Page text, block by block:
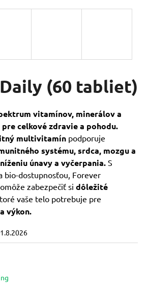
(60 tabliet)
vitamínov, minerálov a
celkové zdravie a pohodu.
multivitamín podporuje
systému, srdca, mozgu a
únavy a vyčerpania.S
bio-dostupnosťou, Forever
zabezpečiť si dôležité
vaše telo potrebuje pre
výkon.